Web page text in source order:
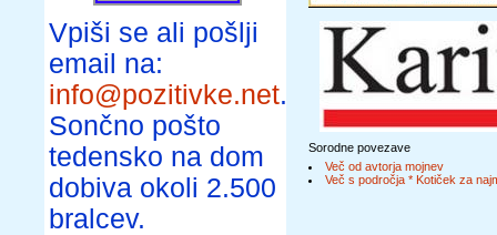
Vpiši se ali pošlji
email na:
info@pozitivke.net.
Sončno pošto
tedensko na dom
dobiva okoli 2.500
bralcev.
Sorodne povezave
Več od avtorja mojnev
Več s področja * Kotiček za